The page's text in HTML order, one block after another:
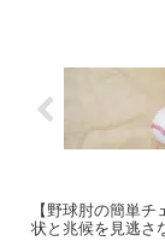
【野球肘の簡単
状と兆候を見逃さ